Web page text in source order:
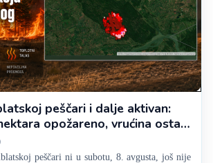
peščari i dalje aktivan:
opožareno, vrućina ostaje
peščari ni u subotu, 8. avgusta, još nije